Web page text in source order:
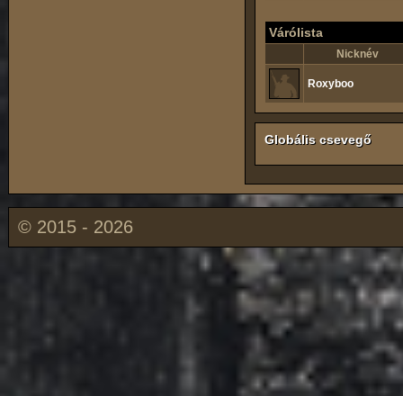
Várólista
Nicknév
Roxyboo
Globális csevegő
© 2015 - 2026